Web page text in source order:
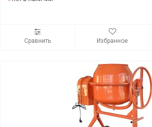
Сравнить Избранное